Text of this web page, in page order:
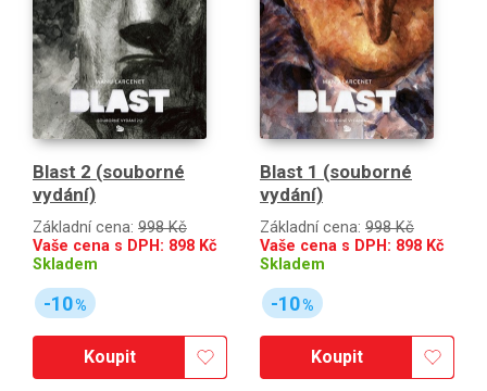
Blast 2 (souborné
vydání)
Základní cena: 998 Kč
Vaše cena s DPH: 898 Kč
Skladem
-10%
Koupit
Blast 1 (souborné
vydání)
Základní cena: 998 Kč
Vaše cena s DPH: 898 Kč
Skladem
-10%
Koupit